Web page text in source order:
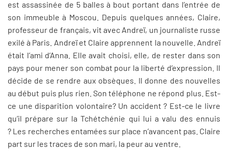
est assassinée de 5 balles à bout portant dans l’entrée de
son immeuble à Moscou. Depuis quelques années, Claire,
professeur de français, vit avec Andreï, un journaliste russe
exilé à Paris. Andreï et Claire apprennent la nouvelle. Andreï
était l’ami d’Anna. Elle avait choisi, elle, de rester dans son
pays pour mener son combat pour la liberté d’expression. Il
décide de se rendre aux obsèques. Il donne des nouvelles
au début puis plus rien. Son téléphone ne répond plus. Est-
ce une disparition volontaire? Un accident ? Est-ce le livre
qu’il prépare sur la Tchétchénie qui lui a valu des ennuis
? Les recherches entamées sur place n’avancent pas. Claire
part sur les traces de son mari, la peur au ventre.